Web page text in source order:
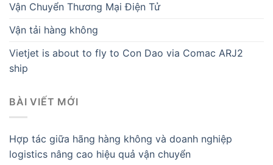
Vận Chuyển Thương Mại Điện Tử
Vận tải hàng không
Vietjet is about to fly to Con Dao via Comac ARJ2
ship
BÀI VIẾT MỚI
Hợp tác giữa hãng hàng không và doanh nghiệp
logistics nâng cao hiệu quả vận chuyển